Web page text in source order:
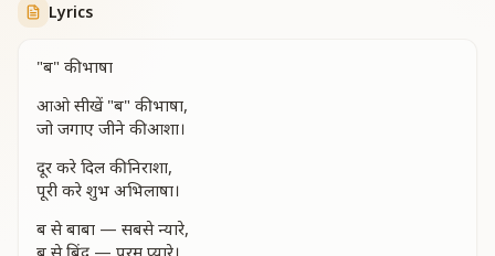
Lyrics
"ब" की भाषा
आओ सीखें "ब" की भाषा,
जो जगाए जीने की आशा।
दूर करे दिल की निराशा,
पूरी करे शुभ अभिलाषा।
ब से बाबा — सबसे न्यारे,
ब से बिंदु — परम प्यारे।